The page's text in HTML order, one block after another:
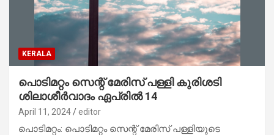
KERALA
പൊടിമറ്റം സെന്റ് മേരിസ് പള്ളി കുരിശടി
ശിലാശീര്‍വാദം ഏപ്രില്‍ 14
April 11, 2024 editor
പൊടിമറ്റം: പൊടിമറ്റം സെന്റ് മേരിസ് പള്ളിയുടെ